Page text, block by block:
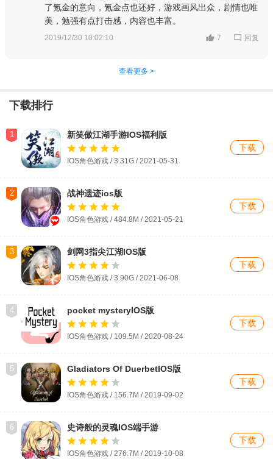
了氪金的意向，氪金点也还好，游戏画风出众，剧情也唯
美，勉强有点打击感，内容也丰富。
2019/12/30 10:02:10 7 回复
查看更多 >
下载排行
1 新笑傲江湖手游IOS福利版
IOS角色游戏 / 3.31G / 2021-05-31
下载
2 战神遗迹ios版
IOS角色游戏 / 484.8M / 2021-05-21
下载
3 剑网3指尖江湖IOS版
IOS角色游戏 / 3.90G / 2021-06-08
下载
4 pocket mysteryIOS版
IOS角色游戏 / 109.5M / 2020-08-24
下载
5 Gladiators Of DuerbetIOS版
IOS角色游戏 / 156.7M / 2019-09-02
下载
6 史诗般的灵魂IOS端手游
IOS角色游戏 / 276.7M / 2019-10-08
下载